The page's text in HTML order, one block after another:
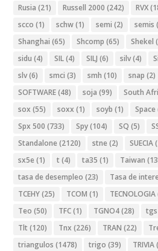
Rusia (21) Russell 2000 (242) RVX
scco (1) schw(1) semi (2) semis
Shanghai (65) Shcomp (65) Shekel
sidu (4) SIL(4) SILJ (6) silv(4)
slv(6) smci (3) smh (10) snap (2)
SOFTWARE(48) soja (99) South
sox (55) soxx (1) soyb (1) Space
Spx 500 (733) Spy(104) SQ (5)
Standalone (2120) stne (2) SUECIA
sx5e (1) t (4) ta35 (1) Taiwan
tasa de desempleo (23) Tasa de
TCEHY(25) TCOM (1) TECNOLOGIA
Teo (50) TFC(1) TGNO4(28) tgs
Tlt (120) Tnx (226) TRAN (22)
triangulos (1478) trigo (39) TRIVIA